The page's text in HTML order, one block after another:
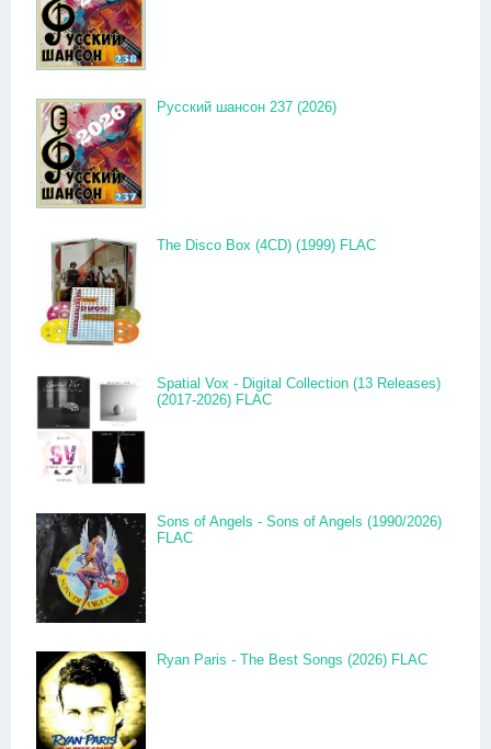
Русский шансон 237 (2026)
The Disco Box (4CD) (1999) FLAC
Spatial Vox - Digital Collection (13 Releases)
(2017-2026) FLAC
Sons of Angels - Sons of Angels (1990/2026)
FLAC
Ryan Paris - The Best Songs (2026) FLAC